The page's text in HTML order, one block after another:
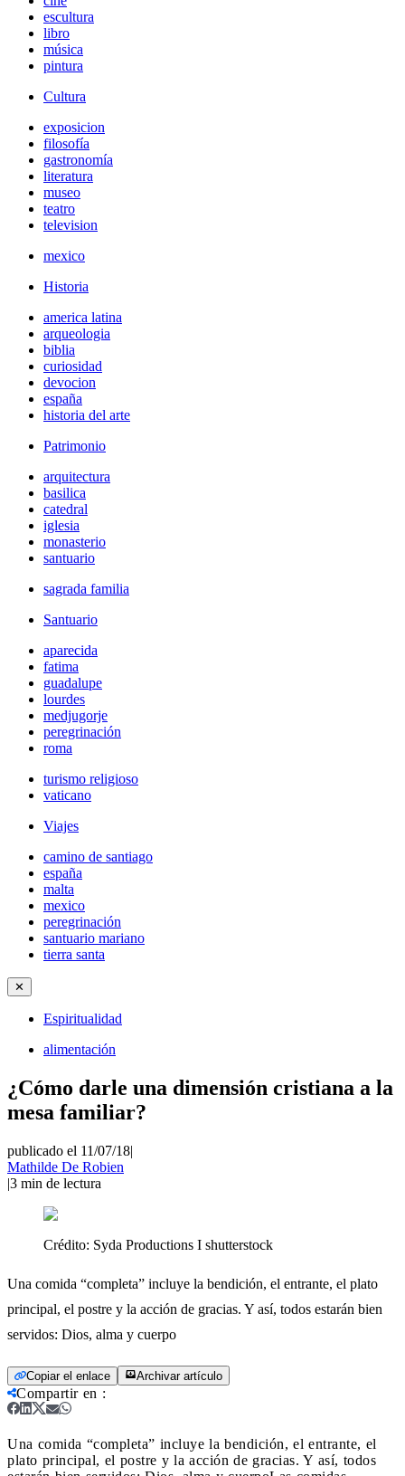
escultura
libro
música
pintura
Cultura
exposicion
filosofía
gastronomía
literatura
museo
teatro
television
mexico
Historia
america latina
arqueologia
biblia
curiosidad
devocion
españa
historia del arte
Patrimonio
arquitectura
basilica
catedral
iglesia
monasterio
santuario
sagrada familia
Santuario
aparecida
fatima
guadalupe
lourdes
medjugorje
peregrinación
roma
turismo religioso
vaticano
Viajes
camino de santiago
españa
malta
mexico
peregrinación
santuario mariano
tierra santa
✕
Espiritualidad
alimentación
¿Cómo darle una dimensión cristiana a la
mesa familiar?
publicado el 11/07/18|
Mathilde De Robien
|3 min de lectura
Crédito: Syda Productions I shutterstock
Una comida “completa” incluye la bendición, el entrante, el plato
principal, el postre y la acción de gracias. Y así, todos estarán bien
servidos: Dios, alma y cuerpo
Copiar el enlace Archivar artículo
Compartir en :
Una comida “completa” incluye la bendición, el entrante, el
plato principal, el postre y la acción de gracias. Y así, todos